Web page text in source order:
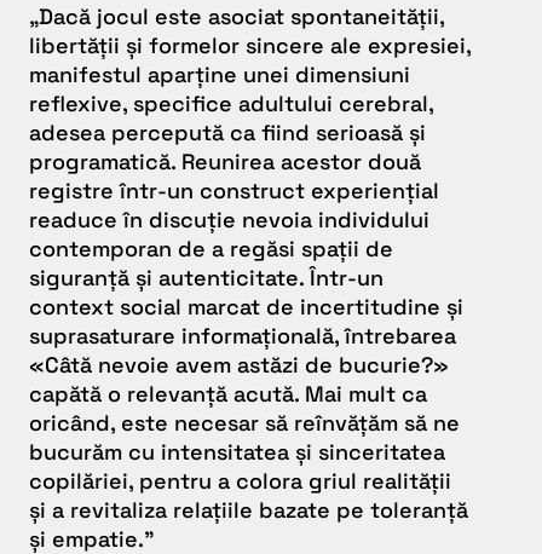
„Dacă jocul este asociat spontaneității,
libertății și formelor sincere ale expresiei,
manifestul aparține unei dimensiuni
reflexive, specifice adultului cerebral,
adesea percepută ca fiind serioasă și
programatică. Reunirea acestor două
registre într-un construct experiențial
readuce în discuție nevoia individului
contemporan de a regăsi spații de
siguranță și autenticitate. Într-un
context social marcat de incertitudine și
suprasaturare informațională, întrebarea
«Câtă nevoie avem astăzi de bucurie?»
capătă o relevanță acută. Mai mult ca
oricând, este necesar să reînvățăm să ne
bucurăm cu intensitatea și sinceritatea
copilăriei, pentru a colora griul realității
și a revitaliza relațiile bazate pe toleranță
și empatie.”